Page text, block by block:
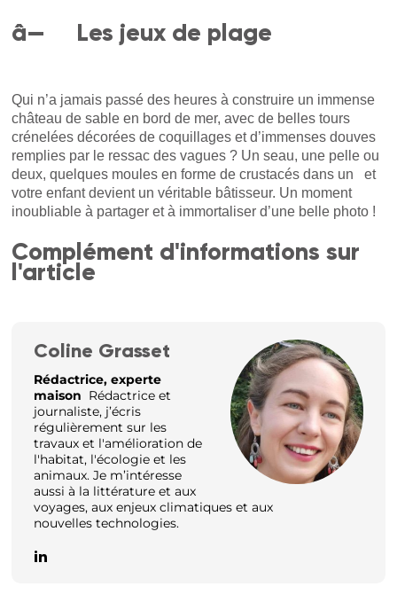
â— Les jeux de plage
Qui n’a jamais passé des heures à construire un immense
château de sable en bord de mer, avec de belles tours
crénelées décorées de coquillages et d’immenses douves
remplies par le ressac des vagues ? Un seau, une pelle ou
deux, quelques moules en forme de crustacés dans un et
votre enfant devient un véritable bâtisseur. Un moment
inoubliable à partager et à immortaliser d’une belle photo !
Complément d'informations sur
l'article
Coline Grasset
Rédactrice, experte
maison Rédactrice et
journaliste, j’écris
régulièrement sur les
travaux et l'amélioration de
l'habitat, l'écologie et les
animaux. Je m’intéresse
aussi à la littérature et aux
voyages, aux enjeux climatiques et aux
nouvelles technologies.